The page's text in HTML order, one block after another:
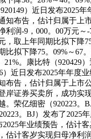
）近日发布2025
知布告，估计归属于
润-9，000。00万元
，取上年同期比拟下
比拟下降75。09%～
21%。康比特（
）近日发布2025年年
布告，估计归属于上
岸证券买卖所，成功
荣亿细密（920223。
。BJ）发布了
2025年业绩预告，估
估计客岁实现归母净